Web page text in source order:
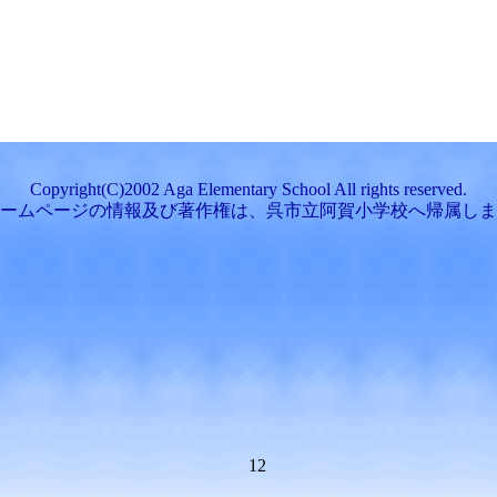
Copyright(C)2002 Aga Elementary School All rights reserved.
ムページの情報及び著作権は、呉市立阿賀小学校へ帰属し
12